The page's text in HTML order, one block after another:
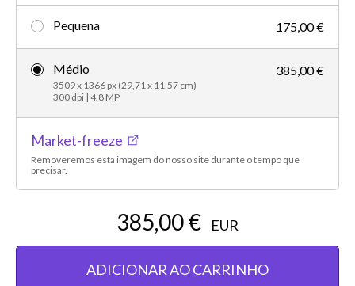
Pequena 175,00 €
Médio
3509 x 1366 px (29,71 x 11,57 cm)
300 dpi | 4.8 MP
385,00 €
Market-freeze
Removeremos esta imagem do nosso site durante o tempo que
precisar.
385,00 € EUR
ADICIONAR AO CARRINHO